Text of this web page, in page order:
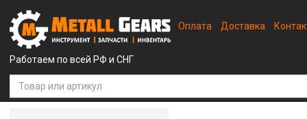
Работаем по всей РФ и СНГ
Оплата Доставка